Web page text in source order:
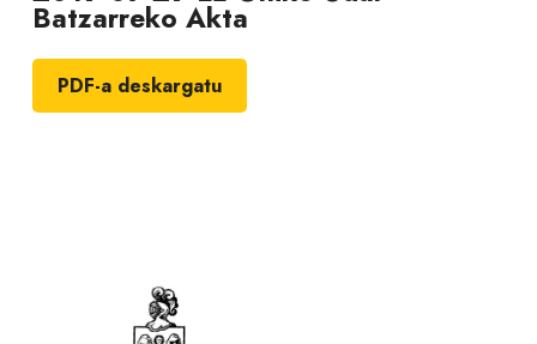
Batzarreko Akta
PDF-a deskargatu